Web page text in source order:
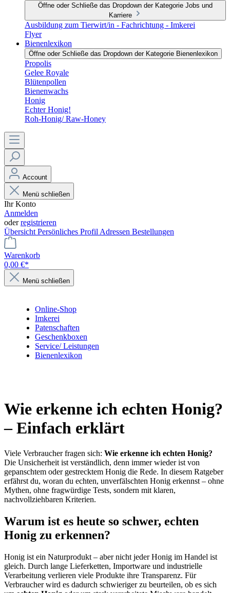
Öffne oder Schließe das Dropdown der Kategorie Jobs und
Karriere
Ausbildung zum Tierwirt/in - Fachrichtung - Imkerei
Flyer
Bienenlexikon
Öffne oder Schließe das Dropdown der Kategorie Bienenlexikon
Propolis
Gelee Royale
Blütenpollen
Bienenwachs
Honig
Echter Honig!
Roh-Honig/ Raw-Honey
Account
Menü schließen
Ihr Konto
Anmelden
oderregistrieren
Übersicht Persönliches Profil Adressen Bestellungen
Warenkorb
0,00 €*
Menü schließen
Online-Shop
Imkerei
Patenschaften
Geschenkboxen
Service/ Leistungen
Bienenlexikon
Wie erkenne ich echten Honig?
– Einfach erklärt
Viele Verbraucher fragen sich: Wie erkenne ich echten Honig?
Die Unsicherheit ist verständlich, denn immer wieder ist von
gepanschtem oder gestrecktem Honig die Rede. In diesem Ratgeber
erfährst du, woran du echten, unverfälschten Honig erkennst – ohne
Mythen, ohne fragwürdige Tests, sondern mit klaren,
nachvollziehbaren Kriterien.
Warum ist es heute so schwer, echten
Honig zu erkennen?
Honig ist ein Naturprodukt – aber nicht jeder Honig im Handel ist
gleich. Durch lange Lieferketten, Importware und industrielle
Verarbeitung verlieren viele Produkte ihre Transparenz. Für
Verbraucher wird es dadurch schwieriger zu beurteilen, ob es sich